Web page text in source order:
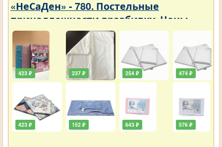
«НеСаДен» - 780. Постельные
принадлежности вразбивку. Цены
упали
423 ₽
423 ₽
237 ₽
152 ₽
254 ₽
643 ₽
474 ₽
576 ₽